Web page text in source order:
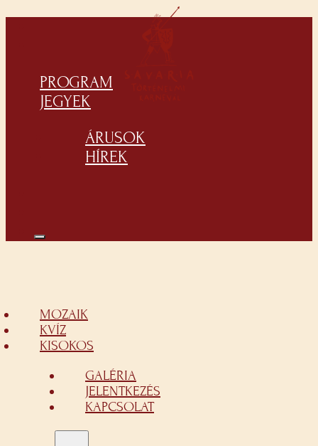
PROGRAM
JEGYEK
ÁRUSOK
HÍREK
MOZAIK
KVÍZ
KISOKOS
GALÉRIA
JELENTKEZÉS
KAPCSOLAT